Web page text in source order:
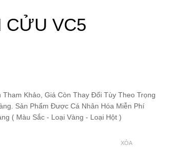
CỬU VC5
Khảo, Giá Còn Thay Đổi Tùy Theo Trọng
Sản Phẩm Được Cá Nhân Hóa Miễn Phí
( Màu Sắc - Loại Vàng - Loại Hột )
XÓA